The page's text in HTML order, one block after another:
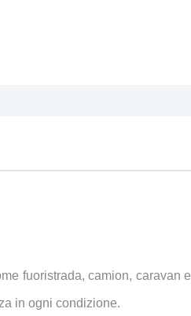
fuoristrada, camion, caravan
in ogni condizione.